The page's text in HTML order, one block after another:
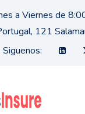
a Viernes de
121
Siguenos: